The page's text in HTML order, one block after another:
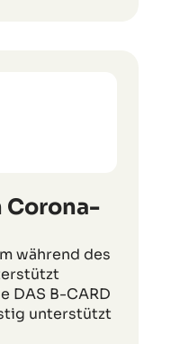
Corona-
während des
DAS B-CARD
unterstützt